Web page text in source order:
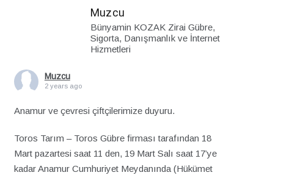
Muzcu
Bünyamin KOZAK Zirai Gübre,
Sigorta, Danışmanlık ve İnternet
Hizmetleri
Muzcu
2 years ago
Anamur ve çevresi çiftçilerimize duyuru.
Toros Tarım – Toros Gübre firması tarafından 18
Mart pazartesi saat 11 den, 19 Mart Salı saat 17’ye
kadar Anamur Cumhuriyet Meydanında (Hükümet